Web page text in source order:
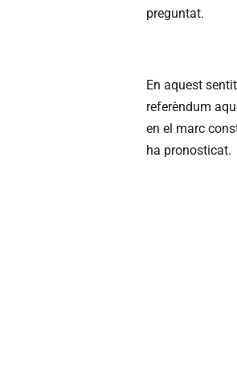
preguntat.
En aquest
referèndum
en el marc
ha pronosticat.